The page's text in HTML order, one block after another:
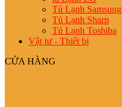
Tủ Lạnh Samsung
Tủ Lạnh Sharp
Tủ Lạnh Toshiba
Vật tư - Thiết bị
CỬA HÀNG